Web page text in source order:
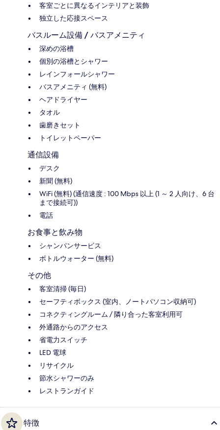
客室ごとに異なるインテリアと装飾
独立した応接スペース
バスルーム設備 / バスアメニティ
深めの浴槽
個別の浴槽とシャワー
レインフォールシャワー
バスアメニティ (無料)
ヘアドライヤー
タオル
歯磨きセット
トイレットペーパー
通信設備
デスク
新聞 (無料)
WiFi (無料) (通信速度 : 100 Mbps 以上 (1 ～ 2 人向け、6 台
まで接続可))
電話
お食事と飲み物
シャンパンサービス
ボトルウォーター (無料)
その他
客室清掃 (毎日)
セーフティボックス (室内、ノートパソコン収納可)
コネクティングルーム / 隣り合った客室利用可
外通路からのアクセス
省電力スイッチ
LED 電球
リサイクル
節水シャワーのみ
レストランガイド
特徴